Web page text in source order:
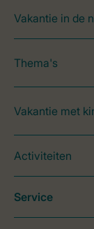
Vakantie in de
Thema's
Vakantie met
Activiteiten
Service